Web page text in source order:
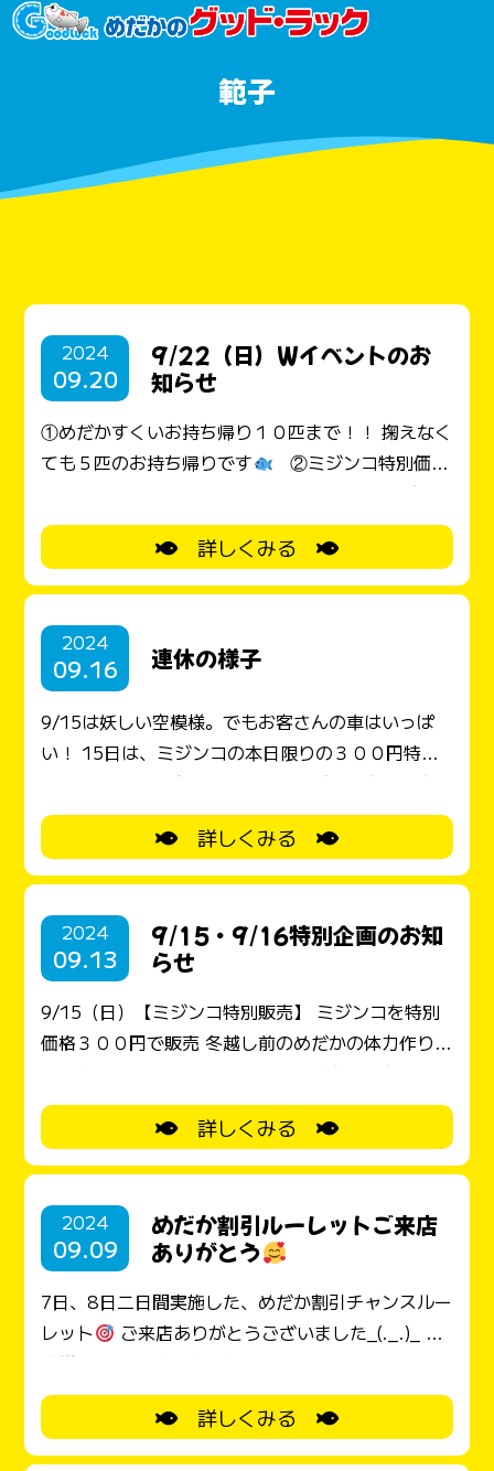
範子
2024
09.20
9/22（日）Wイベントのお
知らせ
①めだかすくいお持ち帰り１０匹まで！！ 掬えなく
ても５匹のお持ち帰りです
1,000円以上お買上の方に限り、ミジンコ特別価格
300円でご購入できます。 22日はWでお得感があ
ります
!(^^)!どうぞお楽しみ下さい
詳しくみる
2024
09.16 連休の様子
9/15は妖しい空模様。でもお客さんの車はいっぱ
い！ 15日は、ミジンコの本日限りの３００円特売
日！袋入りのミジンコでした。 めだかのおかい物・
めだかすくいを楽しまれました。 お父さんと。 ご
兄弟で。 初めて挑戦のお父さん：狙ったメダカを掬
ってお見事でした
１６日は、敬老の日におじい
ます。初体験ながら、上手に掬っていました。 おじ
いちゃん・おばあちゃんに協賛品の折り紙作品のプ
レゼント
い傘と金魚の飾り
おじいちゃんおばあちゃんにお
土産だよ
めだかのグッドラックから、紅白めだ
祝いのお花が咲いていました
いつまでもお元気で
ご来店ありがとうございました_(._.)_
詳しくみる
2024
09.13
9/15・9/16特別企画のお知
らせ
9/15（日）【ミジンコ特別販売】 ミジンコを特別
価格３００円で販売 冬越し前のめだかの体力作り用
だかプレゼント
】 ６５歳以上のおじいちゃんお
ばあちゃんに紅白めだか２匹プレゼント
歳以下でも、おじいちゃんおばあちゃんにお祝いに
１６日の３連休めだかすくいも実施 ご家族皆さんで
お越しください！
詳しくみる
2024
09.09
めだか割引ルーレットご来店
ありがとう
7日、8日二日間実施した、めだか割引チャンスルー
レット
模様も何とかギリギリ営業時間をクリアできまし
た。雨宿りタイムもありました。 お会計前にルーレ
ットを廻しチャンスを！ 10％割引の次のお客様
は、グッドラック
たまごがあたりました。 30％
詳しくみる